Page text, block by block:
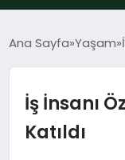
TEKNOLOJI
EKONOMI
Ana Sayfa Yaşam
İş İnsanı
Katıldı